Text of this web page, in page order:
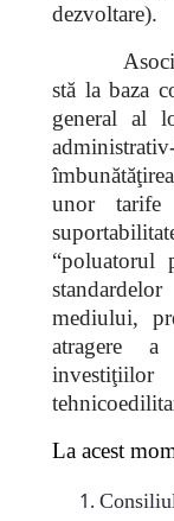
dezvoltare).
Asociaţii
stă la baza
general al
unor tarife
“poluatorul
mediului,
atragere
La acest